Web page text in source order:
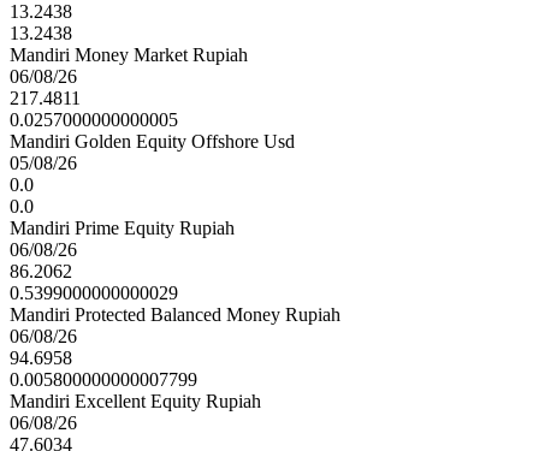
13.2438
13.2438
Mandiri Money Market Rupiah
06/08/26
217.4811
0.0257000000000005
Mandiri Golden Equity Offshore Usd
05/08/26
0.0
0.0
Mandiri Prime Equity Rupiah
06/08/26
86.2062
0.5399000000000029
Mandiri Protected Balanced Money Rupiah
06/08/26
94.6958
0.005800000000007799
Mandiri Excellent Equity Rupiah
06/08/26
47.6034